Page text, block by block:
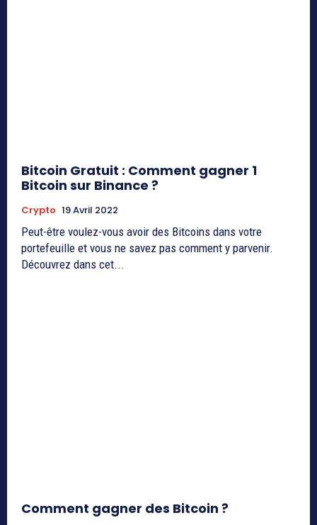
Bitcoin Gratuit : Comment gagner 1
Bitcoin sur Binance ?
Crypto 19 Avril 2022
Peut-être voulez-vous avoir des Bitcoins dans votre
portefeuille et vous ne savez pas comment y parvenir.
Découvrez dans cet...
Comment gagner des Bitcoin ?